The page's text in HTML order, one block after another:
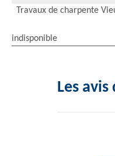
Travaux de charpente
indisponible
Les